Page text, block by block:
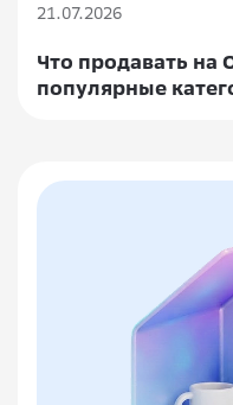
21.07.2026
Что продавать на
популярные